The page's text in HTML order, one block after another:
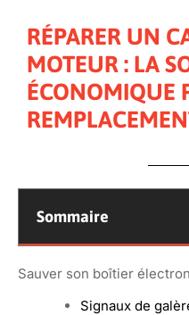
RÉPARER UN
MOTEUR : LA
ÉCONOMIQUE
Sommaire
Sauver son boîtier
Signaux de